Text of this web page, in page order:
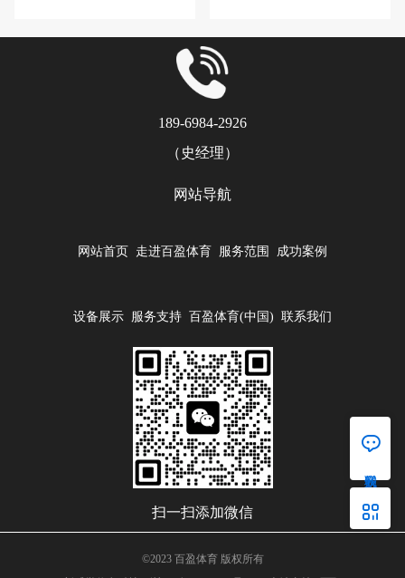
作注意事项。 1、每班启动除尘
器以前要检查离心风机卸料器的油
位，风机轴承箱的油位，检查地脚
冲控制仪的旋钮位置是否合适。
3、再启动粉碎机。 4、打
惯性碰撞作用，捕集细粒粉尘主要
靠扩散和筛分作用。滤料的粉尘层
也有一定的过滤作用。 布袋除
尘器除尘效果的优劣与多种因素有
关，但主要取决于滤料。 布袋
除尘器的滤料就是合成纤维、天然
据需要再把布或毡缝成圆筒或扁平
气温...
189-6984-2926
（史经理）
网站导航
网站首页 走进百盈体育 服务范围 成功案例
设备展示 服务支持 百盈体育(中国) 联系我们
扫一扫添加微信
©2023 百盈体育 版权所有
򡂈
򡂒